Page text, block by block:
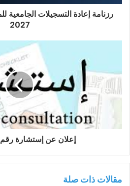
2027
إعلان عن إستشارة رقم 2026/02
مقالات ذات صلة